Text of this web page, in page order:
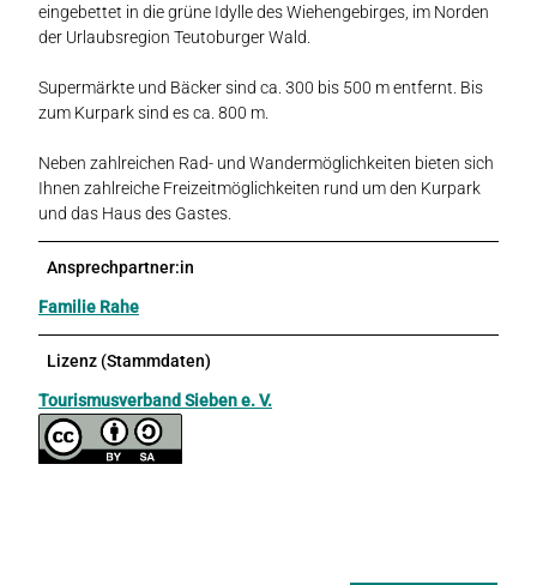
eingebettet in die grüne Idylle des Wiehengebirges, im Norden
der Urlaubsregion Teutoburger Wald.
Supermärkte und Bäcker sind ca. 300 bis 500 m entfernt. Bis
zum Kurpark sind es ca. 800 m.
Neben zahlreichen Rad- und Wandermöglichkeiten bieten sich
Ihnen zahlreiche Freizeitmöglichkeiten rund um den Kurpark
und das Haus des Gastes.
Ansprechpartner:in
Familie Rahe
Lizenz (Stammdaten)
Tourismusverband Sieben e. V.